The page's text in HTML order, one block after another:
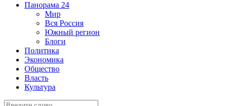
Панорама 24
Мир
Вся Россия
Южный регион
Блоги
Политика
Экономика
Общество
Власть
Культура